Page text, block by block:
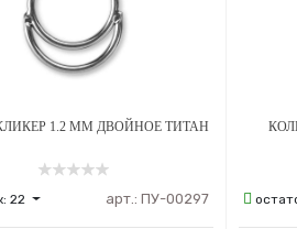
1.2 ММ ДВОЙНОЕ ТИТАН
22 арт.: ПУ-00297